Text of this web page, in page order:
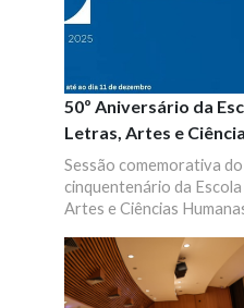
50º Aniversário da
Letras, Artes e
da UMinho
Sessão comemorativa do
cinquentenário da
Artes e Ciências